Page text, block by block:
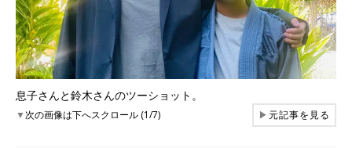
息子さんと鈴木さんのツーショット。
▼次の画像は下へスクロール (1/7) ▶元記事を見る